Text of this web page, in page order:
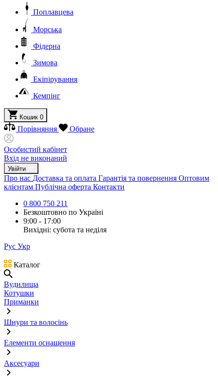
Поплавцева
Морська
Фідерна
Зимова
Екіпірування
Кемпінг
Кошик 0
Порівняння Обране
Особистий кабінет
Вхід не виконаний
Увійти
Про нас Доставка та оплата Гарантія та повернення Оптовим
клієнтам Публічна оферта Контакти
0 800 750 211
Безкоштовно по Україні
9:00 - 17:00
Вихідні: субота та неділя
Рус Укр
Каталог
Вудилища
Котушки
Приманки
Шнури та волосінь
Елементи оснащення
Аксесуари